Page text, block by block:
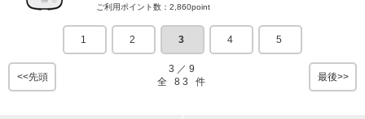
ご利用ポイント数：2,860point
1 2 3 4 5
<<先頭 最後>>
3 ／ 9
全 83 件